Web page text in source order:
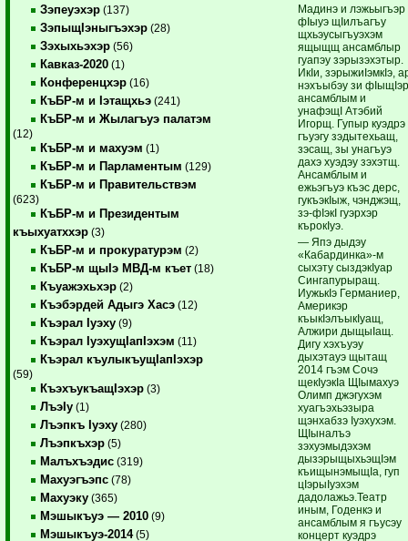
Зэпеуэхэр (137)
ЗэпыщIэныгъэхэр (28)
Зэхыхьэхэр (56)
Кавказ-2020 (1)
Конференцхэр (16)
КъБР-м и Iэтащхьэ (241)
КъБР-м и Жылагъуэ палатэм
(12)
КъБР-м и махуэм (1)
КъБР-м и Парламентым (129)
КъБР-м и Правительствэм
(623)
КъБР-м и Президентым
къыхуатххэр (3)
КъБР-м и прокуратурэм (2)
КъБР-м щыIэ МВД-м къет (18)
Къуажэхьхэр (2)
Къэбэрдей Адыгэ Хасэ (12)
Къэрал Iуэху (9)
Къэрал IуэхущIапIэхэм (11)
Къэрал къулыкъущIапIэхэр
(59)
КъэхъукъащIэхэр (3)
ЛъэIу (1)
Лъэпкъ Iуэху (280)
Лъэпкъхэр (5)
Малъхъэдис (319)
Махуэгъэпс (78)
Махуэку (365)
Мэшыкъуэ — 2010 (9)
Мэшыкъуэ-2014(5)
Мадинэ и лэжьыгъэр
фIыуэ щIилъагъу
щхьэусыгъуэхэм
ящыщщ ансамблыр
гуапэу зэрызэхэтыр.
ИкIи, зэрыжиIэмкIэ,
нэхъыбэу зи
ансамблым и
унафэщI Атэбий
Игорщ. Гупыр куэдрэ
гъуэгу зэдытехьащ,
зэсащ, зы унагъуэ
дахэ хуэдэу зэхэтщ.
Ансамблым и
ежьэгъуэ къэс дерс,
гукъэкIыж, чэнджэщ,
зэ-фIэкI гуэрхэр
кърокIуэ.
— Япэ дыдэу
«Кабардинка»-м
сыхэту сыздэкIуар
Сингапурыращ.
ИужькIэ Германиер,
Америкэр
къыкIэлъыкIуащ,
Алжири дыщыIащ.
Дигу хэхъуэу
дыхэтауэ щытащ
2014 гъэм Сочэ
щекIуэкIа ЩIымахуэ
Олимп джэгухэм
хуагъэхьэзыра
щэнхабзэ Iуэхухэм.
ЩIыналъэ
зэхуэмыдэхэм
дызэрыщыхьэщIэм
къищынэмыщIа, гуп
цIэрыIуэхэм
дадолажьэ.Театр
иным, Годенкэ и
ансамблым я гъусэу
концерт куэдрэ